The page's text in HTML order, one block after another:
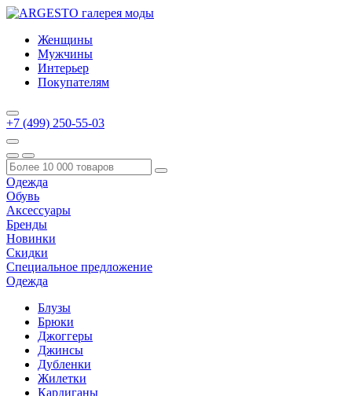
Женщины
Мужчины
Интерьер
Покупателям
+7 (499) 250-55-03
Одежда
Обувь
Аксессуары
Бренды
Новинки
Скидки
Специальное предложение
Одежда
Блузы
Брюки
Джоггеры
Джинсы
Дубленки
Жилетки
Кардиганы